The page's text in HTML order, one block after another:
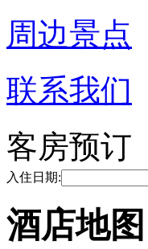
周边景点
联系我们
客房预订
入住日期:
酒店地图